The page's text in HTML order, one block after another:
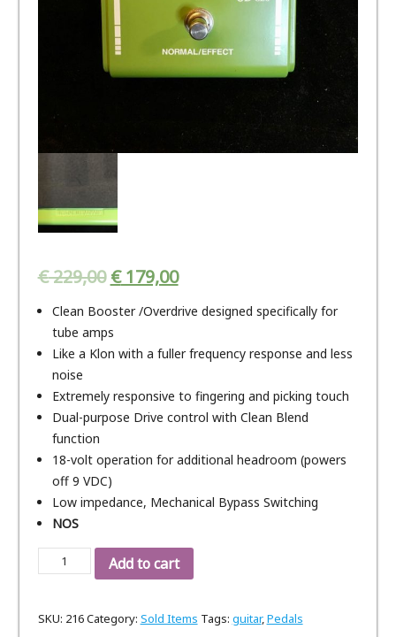
€229,00 €179,00
Clean Booster /Overdrive designed specifically for
tube amps
Like a Klon with a fuller frequency response and less
noise
Extremely responsive to fingering and picking touch
Dual-purpose Drive control with Clean Blend
function
18-volt operation for additional headroom (powers
off 9 VDC)
Low impedance, Mechanical Bypass Switching
NOS
Maxon
OD
Pro
Add to cart
SKU: 216Category: Sold Items Tags: guitar,Pedals